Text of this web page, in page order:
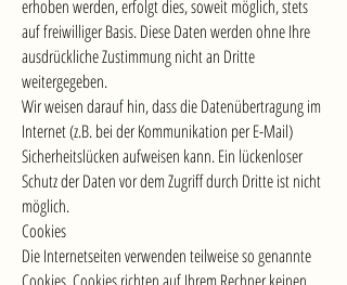
erhoben werden, erfolgt dies, soweit möglich, stets
auf freiwilliger Basis. Diese Daten werden ohne Ihre
ausdrückliche Zustimmung nicht an Dritte
weitergegeben.
Wir weisen darauf hin, dass die Datenübertragung im
Internet (z.B. bei der Kommunikation per E-Mail)
Sicherheitslücken aufweisen kann. Ein lückenloser
Schutz der Daten vor dem Zugriff durch Dritte ist nicht
möglich.
Cookies
Die Internetseiten verwenden teilweise so genannte